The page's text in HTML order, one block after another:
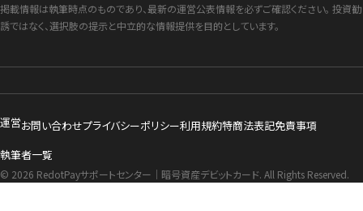
掲載情報は執筆時点のものであり、最新の運営公表情報を必ずご確認ください。 投資勧
誘ではなく、選択肢の提示と中立的な情報提供を目的としています。
運営お問い合わせプライバシーポリシー利用規約特商法表記免責事項
執筆者一覧
© 2026 RedotPayサポートセンター｜暗号資産デビットカード. All Rights Reserved.